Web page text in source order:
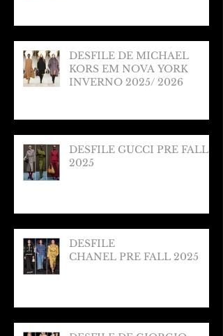
DESFILE DE MICHAEL
KORS EM NOVA YORK
INVERNO 2025/ 2026
DESFILE GUCCI PRE FALL
2025
DESFILE
CHANEL PRE FALL 2025